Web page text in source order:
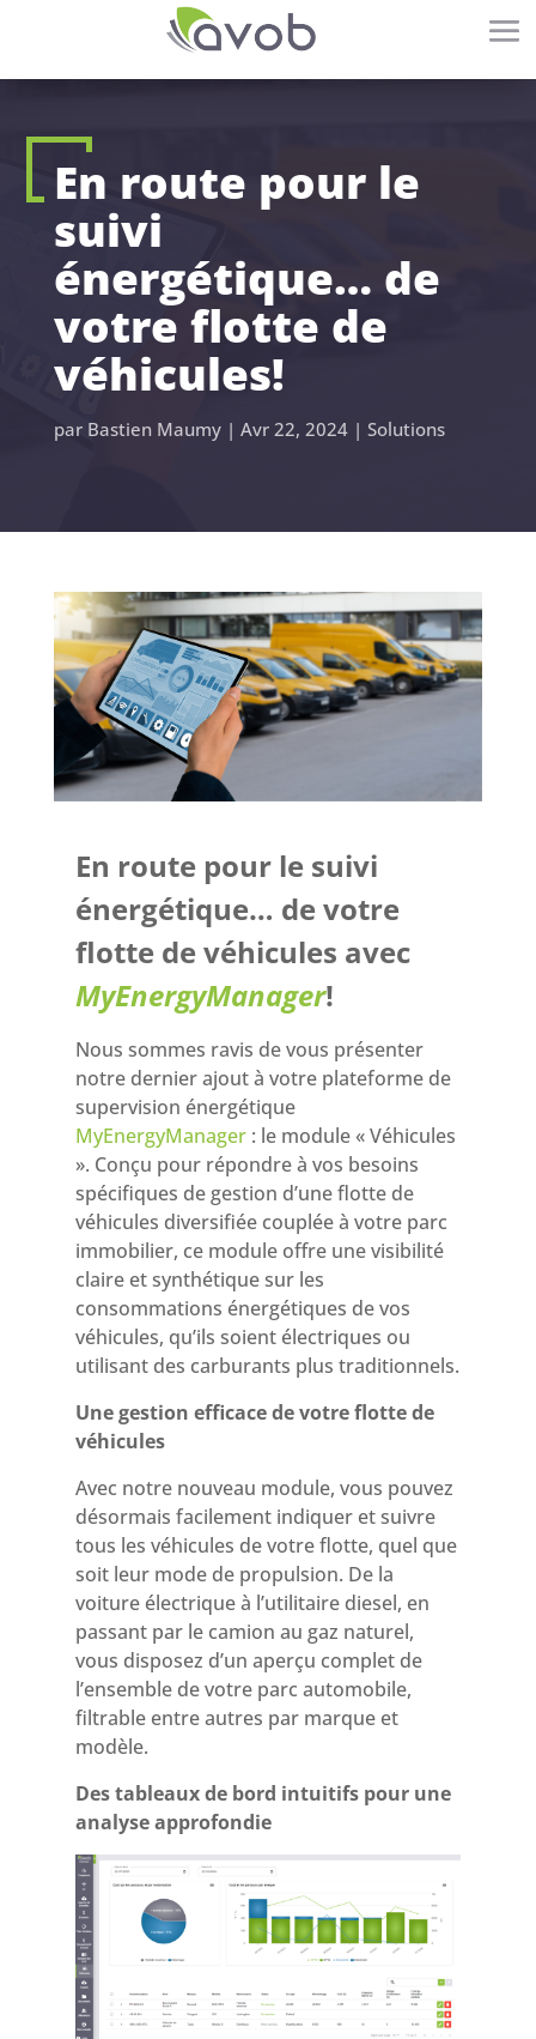
En route pour le
suivi
énergétique… de
votre flotte de
véhicules!
par Bastien Maumy| Avr 22, 2024| Solutions
En route pour le suivi
énergétique… de votre
flotte de véhicules avec
MyEnergyManager!
Nous sommes ravis de vous présenter
notre dernier ajout à votre plateforme de
supervision énergétique
MyEnergyManager: le module « Véhicules
». Conçu pour répondre à vos besoins
spécifiques de gestion d’une flotte de
véhicules diversifiée couplée à votre parc
immobilier, ce module offre une visibilité
claire et synthétique sur les
consommations énergétiques de vos
véhicules, qu’ils soient électriques ou
utilisant des carburants plus traditionnels.
Une gestion efficace de votre flotte de
véhicules
Avec notre nouveau module, vous pouvez
désormais facilement indiquer et suivre
tous les véhicules de votre flotte, quel que
soit leur mode de propulsion. De la
voiture électrique à l’utilitaire diesel, en
passant par le camion au gaz naturel,
vous disposez d’un aperçu complet de
l’ensemble de votre parc automobile,
filtrable entre autres par marque et
modèle.
Des tableaux de bord intuitifs pour une
analyse approfondie